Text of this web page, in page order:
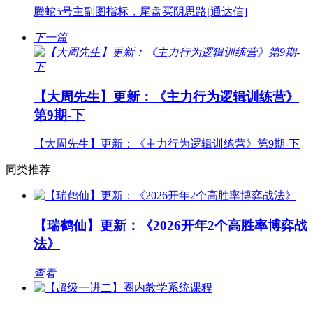
腾蛇5号主副图指标，尾盘买阴思路[通达信]
下一篇
【大周先生】更新：《主力行为逻辑训练营》
第9期-下
【大周先生】更新：《主力行为逻辑训练营》第9期-下
同类推荐
【瑞鹤仙】更新：《2026开年2个高胜率博弈战
法》
查看